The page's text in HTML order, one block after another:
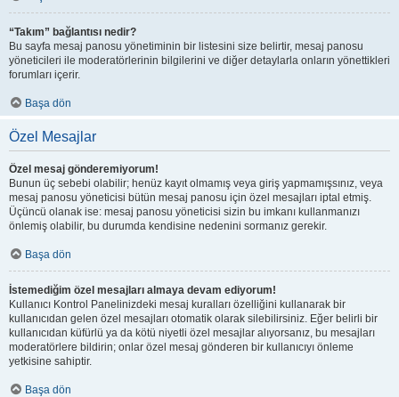
“Takım” bağlantısı nedir?
Bu sayfa mesaj panosu yönetiminin bir listesini size belirtir, mesaj panosu
yöneticileri ile moderatörlerinin bilgilerini ve diğer detaylarla onların yönettikleri
forumları içerir.
Başa dön
Özel Mesajlar
Özel mesaj gönderemiyorum!
Bunun üç sebebi olabilir; henüz kayıt olmamış veya giriş yapmamışsınız, veya
mesaj panosu yöneticisi bütün mesaj panosu için özel mesajları iptal etmiş.
Üçüncü olanak ise: mesaj panosu yöneticisi sizin bu imkanı kullanmanızı
önlemiş olabilir, bu durumda kendisine nedenini sormanız gerekir.
Başa dön
İstemediğim özel mesajları almaya devam ediyorum!
Kullanıcı Kontrol Panelinizdeki mesaj kuralları özelliğini kullanarak bir
kullanıcıdan gelen özel mesajları otomatik olarak silebilirsiniz. Eğer belirli bir
kullanıcıdan küfürlü ya da kötü niyetli özel mesajlar alıyorsanız, bu mesajları
moderatörlere bildirin; onlar özel mesaj gönderen bir kullanıcıyı önleme
yetkisine sahiptir.
Başa dön